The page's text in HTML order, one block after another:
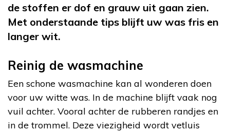
de stoffen er dof en grauw uit gaan zien.
Met onderstaande tips blijft uw was fris en
langer wit.
Reinig de wasmachine
Een schone wasmachine kan al wonderen doen
voor uw witte was. In de machine blijft vaak nog
vuil achter. Vooral achter de rubberen randjes en
in de trommel. Deze viezigheid wordt vetluis